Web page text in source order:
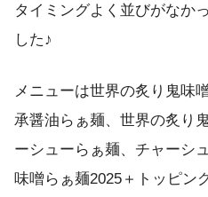
タイミングよく並びがなか
した♪
メニューは世界の炙り鬼味
承醤油らぁ麺、世界の炙り
ーシューらぁ麺、チャーシ
味噌らぁ麺2025＋トッピン